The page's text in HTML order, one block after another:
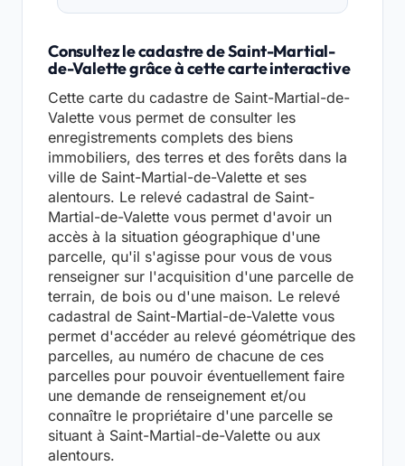
Consultez le cadastre de Saint-Martial-
de-Valette grâce à cette carte interactive
Cette carte du cadastre de Saint-Martial-de-
Valette vous permet de consulter les
enregistrements complets des biens
immobiliers, des terres et des forêts dans la
ville de Saint-Martial-de-Valette et ses
alentours. Le relevé cadastral de Saint-
Martial-de-Valette vous permet d'avoir un
accès à la situation géographique d'une
parcelle, qu'il s'agisse pour vous de vous
renseigner sur l'acquisition d'une parcelle de
terrain, de bois ou d'une maison. Le relevé
cadastral de Saint-Martial-de-Valette vous
permet d'accéder au relevé géométrique des
parcelles, au numéro de chacune de ces
parcelles pour pouvoir éventuellement faire
une demande de renseignement et/ou
connaître le propriétaire d'une parcelle se
situant à Saint-Martial-de-Valette ou aux
alentours.